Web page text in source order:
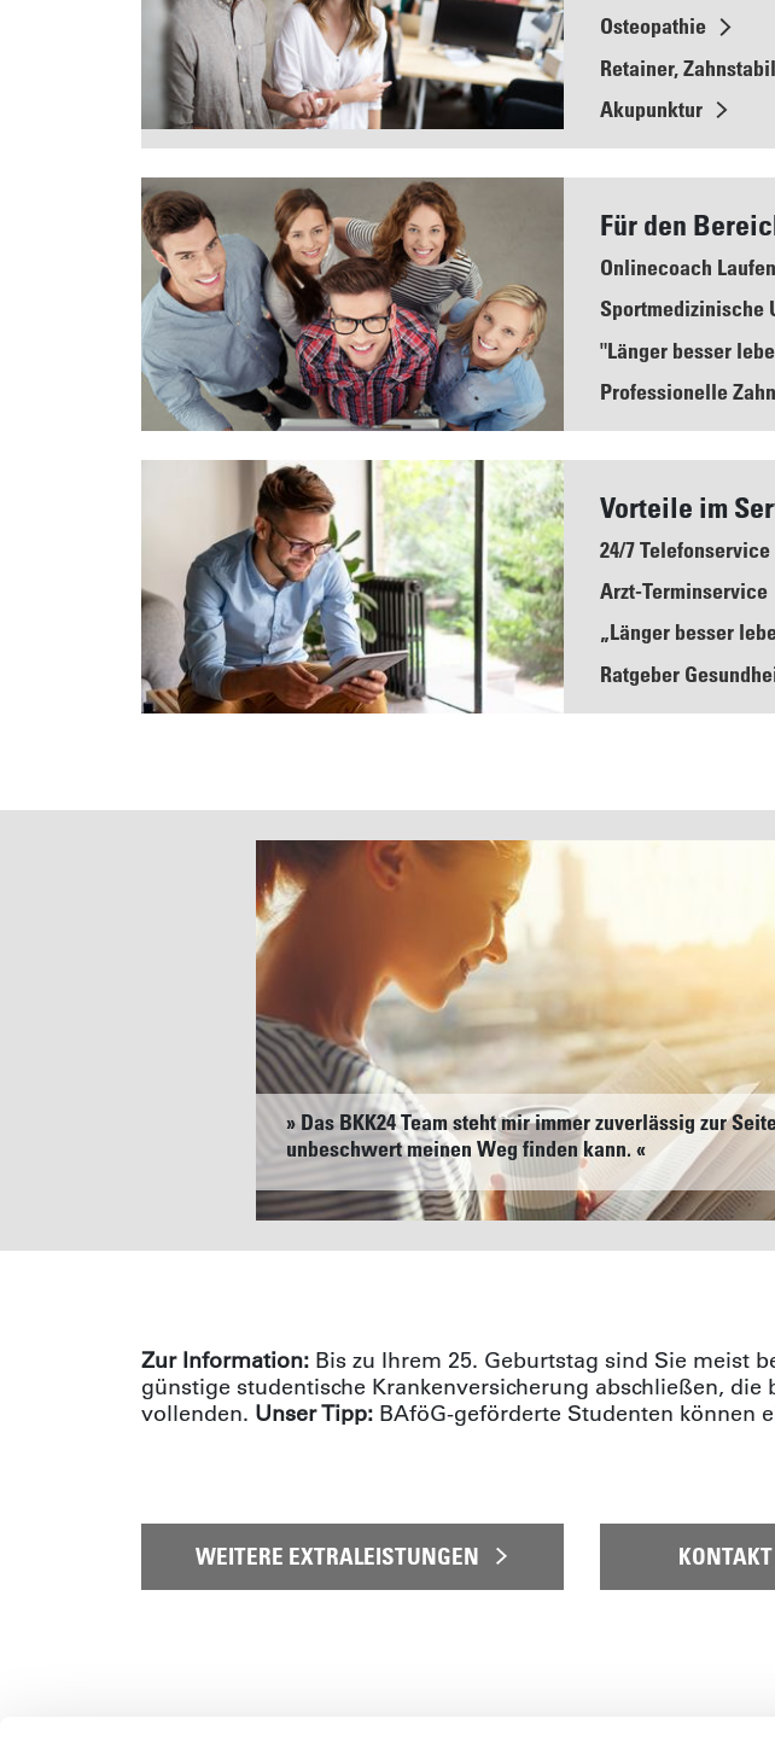
Osteopathie
Retainer,
Akupunktur
Für den
Onlinecoach Laufen
Sportmedizinische
"Länger besser
Professionelle
Vorteile im
24/7 Telefonservice
Arzt-Terminservice
„Länger besser
Ratgeber
» Das BKK24 Team steht mir immer zuverlässig zur
unbeschwert meinen Weg finden kann. «
Zur Information: Bis zu Ihrem 25. Geburtstag sind Sie meist
günstige studentische Krankenversicherung abschließen,
vollenden. Unser Tipp: BAföG-geförderte Studenten können
WEITERE EXTRALEISTUNGEN